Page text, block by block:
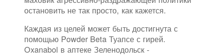
остановить не так просто, как кажется.
Каждая из целей может быть достигнута с
помощью Powder Beta Туапсе с гирей.
Oxanabol в аптеке Зеленодольск -